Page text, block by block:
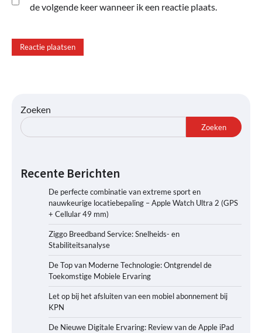
de volgende keer wanneer ik een reactie plaats.
Zoeken
Zoeken
Recente Berichten
De perfecte combinatie van extreme sport en
nauwkeurige locatiebepaling – Apple Watch Ultra 2 (GPS
+ Cellular 49 mm)
Ziggo Breedband Service: Snelheids- en
Stabiliteitsanalyse
De Top van Moderne Technologie: Ontgrendel de
Toekomstige Mobiele Ervaring
Let op bij het afsluiten van een mobiel abonnement bij
KPN
De Nieuwe Digitale Ervaring: Review van de Apple iPad